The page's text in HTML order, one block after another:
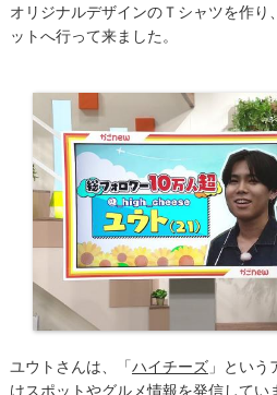
オリジナルデザインのＴシャツを作り
ットへ行って来ました。
ユウトさんは、「ハイチーズ」という
けスポットやグルメ情報を発信してい